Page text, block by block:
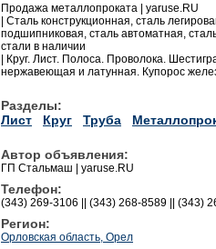
Продажа металлопроката | yaruse.RU
| Сталь конструкционная, сталь
подшипниковая, сталь автоматная,
стали в наличии
| Круг. Лист. Полоса. Проволока.
нержавеющая и латунная. Купорос
Разделы:
Лист
Круг Труба
Автор объявления:
ГП Стальмаш | yaruse.RU
Телефон:
(343) 269-3106 || (343) 268-8589 || (343)
Регион:
Орловская область, Орел